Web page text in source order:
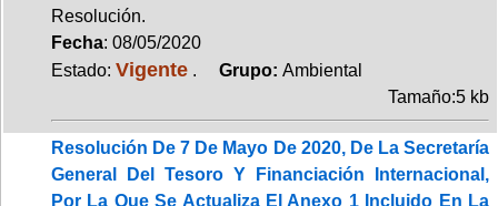
Resolución.
Fecha: 08/05/2020
Estado: Vigente . Grupo: Ambiental
Tamaño:5 kb
Resolución De 7 De Mayo De 2020, De La Secretaría
General Del Tesoro Y Financiación Internacional,
Por La Que Se Actualiza El Anexo 1 Incluido En La